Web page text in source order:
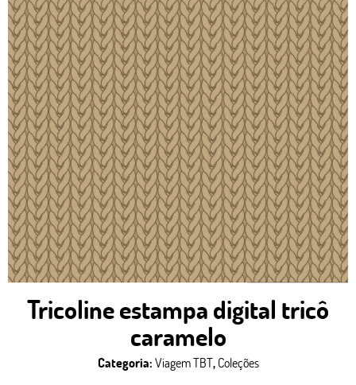
Tricoline estampa digital tricô
caramelo
Categoria: Viagem TBT, Coleções